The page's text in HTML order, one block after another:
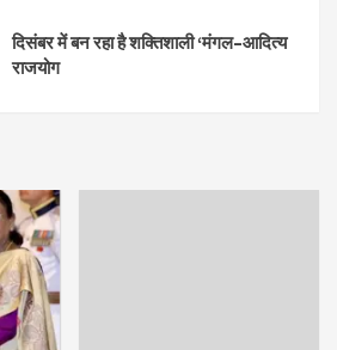
दिसंबर में बन रहा है शक्तिशाली ‘मंगल–आदित्य
राजयोग